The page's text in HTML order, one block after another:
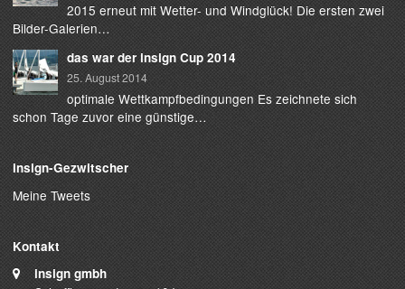
2015 erneut mit Wetter- und Windglück! Die ersten zwei
Bilder-Galerien…
das war der insign Cup 2014
25. August 2014
optimale Wettkampfbedingungen Es zeichnete sich
schon Tage zuvor eine günstige…
insign-Gezwitscher
Meine Tweets
Kontakt
insign gmbh